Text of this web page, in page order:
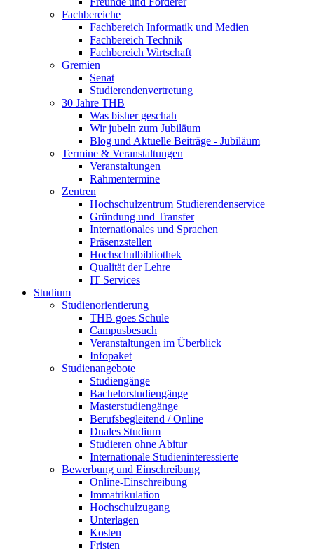
Fachbereiche
Fachbereich Informatik und Medien
Fachbereich Technik
Fachbereich Wirtschaft
Gremien
Senat
Studierendenvertretung
30 Jahre THB
Was bisher geschah
Wir jubeln zum Jubiläum
Blog und Aktuelle Beiträge - Jubiläum
Termine & Veranstaltungen
Veranstaltungen
Rahmentermine
Zentren
Hochschulzentrum Studierendenservice
Gründung und Transfer
Internationales und Sprachen
Präsenzstellen
Hochschulbibliothek
Qualität der Lehre
IT Services
Studium
Studienorientierung
THB goes Schule
Campusbesuch
Veranstaltungen im Überblick
Infopaket
Studienangebote
Studiengänge
Bachelorstudiengänge
Masterstudiengänge
Berufsbegleitend / Online
Duales Studium
Studieren ohne Abitur
Internationale Studieninteressierte
Bewerbung und Einschreibung
Online-Einschreibung
Immatrikulation
Hochschulzugang
Unterlagen
Kosten
Fristen